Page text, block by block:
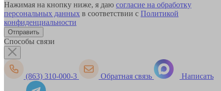
Нажимая на кнопку ниже, я даю согласие на обработку
персональных данных в соответствии с Политикой
конфиденциальности
Способы связи
(863) 310-000-3 Обратная связь Написать